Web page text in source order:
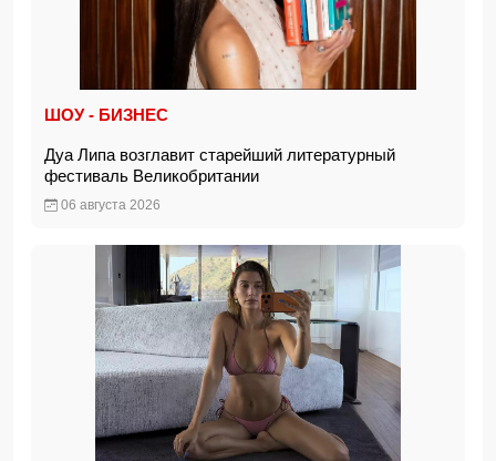
ШОУ - БИЗНЕС
Дуа Липа возглавит старейший литературный
фестиваль Великобритании
06 августа 2026